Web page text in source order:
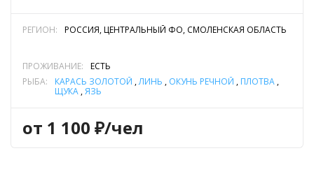
РЕГИОН: РОССИЯ, ЦЕНТРАЛЬНЫЙ ФО, СМОЛЕНСКАЯ ОБЛАСТЬ
ПРОЖИВАНИЕ:
ЕСТЬ
РЫБА:
КАРАСЬ ЗОЛОТОЙ ,ЛИНЬ , ОКУНЬ РЕЧНОЙ , ПЛОТВА ,
ЩУКА ,ЯЗЬ
от 1 100 ₽/чел